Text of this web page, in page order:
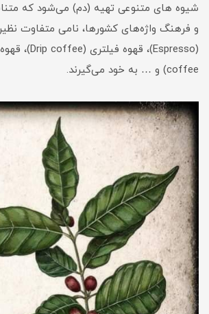
شیوه های متنوعی تهیه (دم) می‌شود که
و فرهنگ واژه‌های کشورها، نامی متفاوت
coffee) و … به خود می‌گیرند.